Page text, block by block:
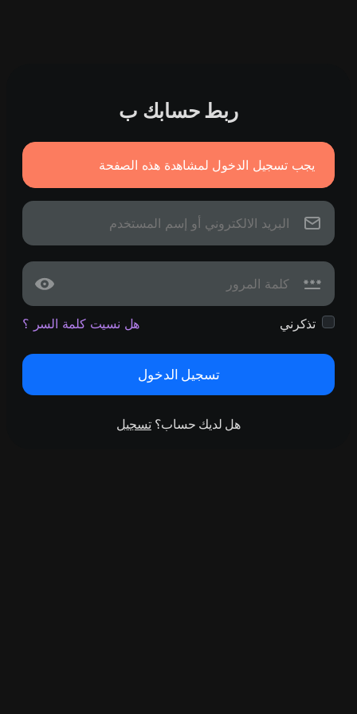
ربط حسابك ب
يجب تسجيل الدخول لمشاهدة هذه الصفحة
تذكرني هل نسيت كلمة السر ؟
تسجيل الدخول
هل لديك حساب؟تسجيل